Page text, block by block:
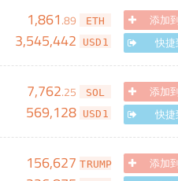
1,861.89 ETH
3,545,442 USD1
添加
快
7,762.25 SOL
569,128 USD1
添加
快
156,627 TRUMP
添加